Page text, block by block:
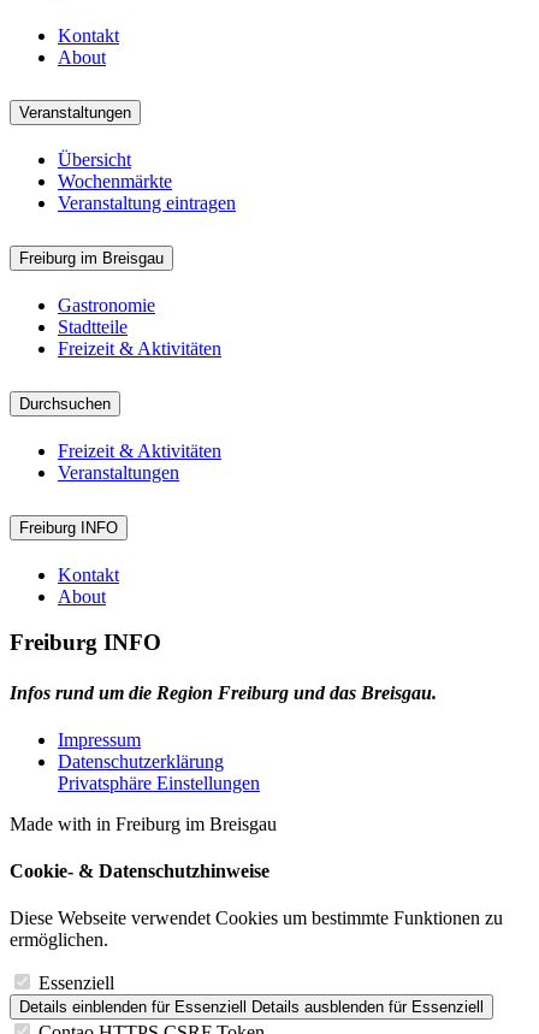
Kontakt
About
Veranstaltungen
Übersicht
Wochenmärkte
Veranstaltung eintragen
Freiburg im Breisgau
Gastronomie
Stadtteile
Freizeit & Aktivitäten
Durchsuchen
Freizeit & Aktivitäten
Veranstaltungen
Freiburg INFO
Kontakt
About
Freiburg INFO
Infos rund um die Region Freiburg und das Breisgau.
Impressum
Datenschutzerklärung
Privatsphäre Einstellungen
Made with in Freiburg im Breisgau
Cookie- & Datenschutzhinweise
Diese Webseite verwendet Cookies um bestimmte Funktionen zu
ermöglichen.
Essenziell
Details einblenden für Essenziell Details ausblenden für Essenziell